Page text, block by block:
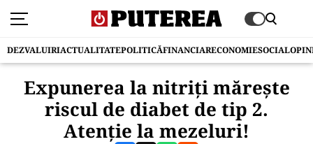
DEZVALUIRIACTUALITATEPOLITICĂFINANCIARECONOMIESOCIAL
Expunerea la nitriți mărește
riscul de diabet de tip 2.
Atenție la mezeluri!